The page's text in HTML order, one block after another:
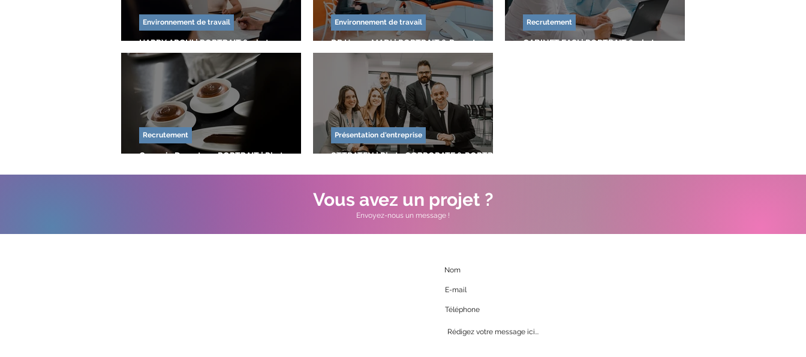
HAPPY ARCHI | PORTRAIT & photo
CORPORATE
Environnement de travail
DR Hanna MADI | PORTRAIT & Reportage
photo GESTE METIER
Environnement de travail
CABINET EASI | PORTRAIT & photo
Recrutement
Germain Decreton - PORTRAIT | Photo
Recrutement
STTRATEN | Photo CORPORATE & PORTRAIT
Présentation d'entreprise
Vous avez un projet ?
Envoyez-nous un message !